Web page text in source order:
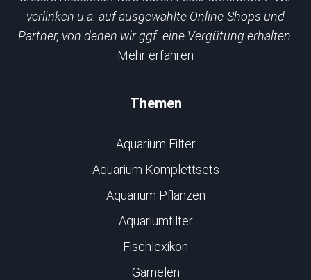
verlinken u.a. auf ausgewählte Online-Shops und
Partner, von denen wir ggf. eine Vergütung erhalten.
Mehr erfahren
Themen
Aquarium Filter
Aquarium Komplettsets
Aquarium Pflanzen
Aquariumfilter
Fischlexikon
Garnelen